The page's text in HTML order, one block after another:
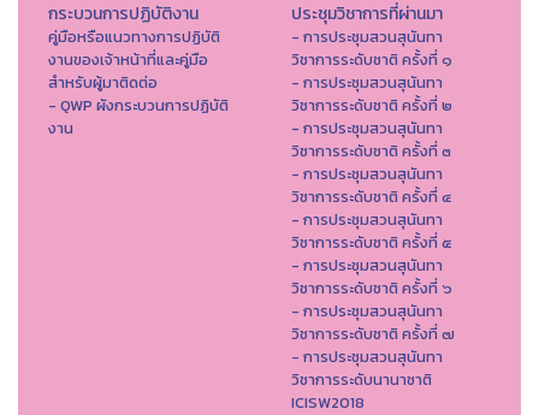
กระบวนการปฏิบัติงาน
คู่มือหรือแนวทางการปฏิบัติ
งานของเจ้าหน้าที่และคู่มือ
สำหรับผู้มาติดต่อ
- QWP ผังกระบวนการปฏิบัติ
งาน
ประชุมวิชาการที่ผ่านมา
- การประชุมสวนสุนันทา
วิชาการระดับชาติ ครั้งที่ ๑
- การประชุมสวนสุนันทา
วิชาการระดับชาติ ครั้งที่ ๒
- การประชุมสวนสุนันทา
วิชาการระดับชาติ ครั้งที่ ๓
- การประชุมสวนสุนันทา
วิชาการระดับชาติ ครั้งที่ ๔
- การประชุมสวนสุนันทา
วิชาการระดับชาติ ครั้งที่ ๕
- การประชุมสวนสุนันทา
วิชาการระดับชาติ ครั้งที่ ๖
- การประชุมสวนสุนันทา
วิชาการระดับชาติ ครั้งที่ ๗
- การประชุมสวนสุนันทา
วิชาการระดับนานาชาติ
ICISW2018